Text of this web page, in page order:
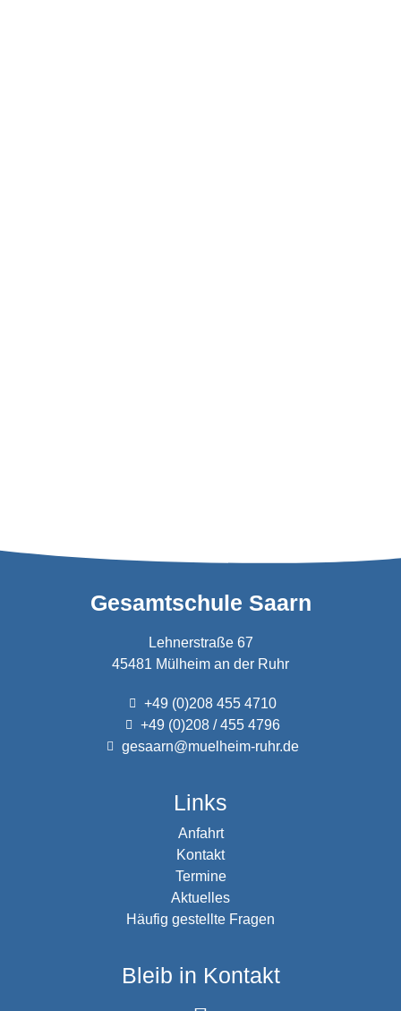
Gesamtschule Saarn
Lehnerstraße 67
45481 Mülheim an der Ruhr
+49 (0)208 455 4710
+49 (0)208 / 455 4796
gesaarn@muelheim-ruhr.de
Links
Anfahrt
Kontakt
Termine
Aktuelles
Häufig gestellte Fragen
Bleib in Kontakt